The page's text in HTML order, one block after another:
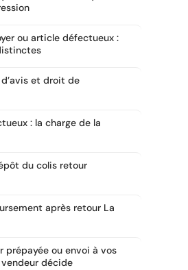
ou article défectueux :
et droit de
: la charge de la
du colis retour
après retour La
prépayée ou envoi à vos
décide